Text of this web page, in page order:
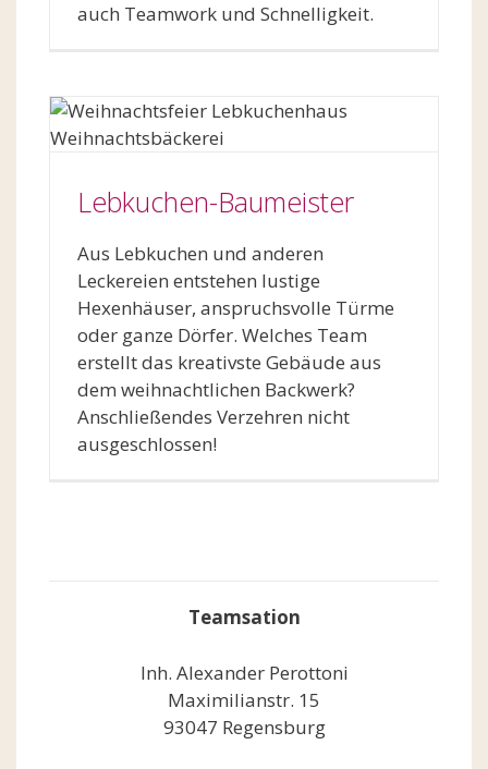
auch Teamwork und Schnelligkeit.
Lebkuchen-Baumeister
Aus Lebkuchen und anderen
Leckereien entstehen lustige
Hexenhäuser, anspruchsvolle Türme
oder ganze Dörfer. Welches Team
erstellt das kreativste Gebäude aus
dem weihnachtlichen Backwerk?
Anschließendes Verzehren nicht
ausgeschlossen!
Teamsation
Inh. Alexander Perottoni
Maximilianstr. 15
93047 Regensburg